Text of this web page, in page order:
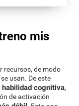
mis
recursos, de modo
usan. De este
habilidad cognitiva,
de activación